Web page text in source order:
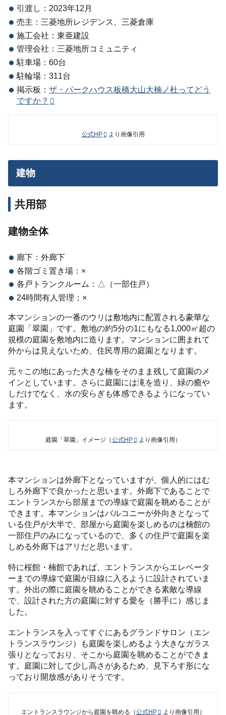
引渡し：2023年12月
売主：三菱地所レジデンス、三菱倉庫
施工会社：東亜建設
管理会社：三菱地所コミュニティ
駐車場：60台
駐輪場：311台
掲示板： ザ・パークハウス板橋大山大楠ノ杜ってどう
ですか？
公式HP より画像引用
建物
共用部
建物全体
廊下：外廊下
各階ゴミ置き場：×
各戸トランクルーム：△（一部住戸）
24時間有人管理；×
本マンションの一番のウリは敷地内に配置される豪華な
庭園「翠園」です。敷地の約5分の1にもなる1,000㎡超の
規模の庭園を敷地内に造ります。マンションに囲まれて
外からは見えないため、住民専用の庭園となります。
元々この地にあった大きな楠をそのまま残して庭園のメ
インとしています。さらに庭園には滝を造り、緑の癒や
しだけでなく、水の安らぎも体感できるようになってい
ます。
庭園「翠園」イメージ（公式HP より画像引用）
本マンションは外廊下となっていますが、個人的にはむ
しろ外廊下で良かったと思います。外廊下であることで
エントランスから部屋までの導線で庭園を眺めることが
できます。本マンションはバルコニーが外向きとなって
いる住戸が大半で、部屋から庭園を楽しめるのは楠館の
一部住戸のみになっているので、多くの住戸で庭園を楽
しめる外廊下はアリだと思います。
特に桜館・楠館であれば、エントランスからエレベータ
ーまでの導線で庭園が目線に入るように設計されていま
す。外出の際に庭園を眺めることができる素敵な導線
で、設計された方の庭園に対する愛を（勝手に）感じま
した。
エントランスを入ってすぐにあるグランドサロン（エン
トランスラウンジ）も庭園を楽しめるよう大きなガラス
張りとなっており、そこから庭園を眺めることができま
す。庭園に対して少し高さがあるため、見下ろす形にな
っており開放感がありそうです。
エントランスラウンジから庭園を眺める（公式HP より画像引用）